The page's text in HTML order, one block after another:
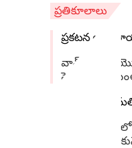
ప్రతికూలాలు
ప్రకటన
వావ్ కెమెరా
సెషన్ల
పరిమిత
కొన్ని
రకాలను